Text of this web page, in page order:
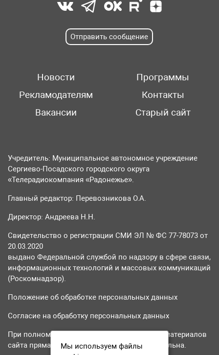
Отправить сообщение
Новости
Программы
Рекламодателям
Контакты
Вакансии
Старый сайт
Учредитель: Муниципальное автономное учреждение
Сергиево-Посадского городского округа
«Телерадиокомпания «Радонежье».
Главный редактор: Перевозникова О.А.
Директор: Андреева Н.Н.
Свидетельство о регистрации СМИ ЭЛ № ФС 77-78073 от
20.03.2020
выдано Федеральной службой по надзору в сфере связи,
информационных технологий и массовых коммуникаций
(Роскомнадзор).
Положение об обработке персональных данных
Согласие на обработку персональных данных
При полном или частичном использовании материалов
сайта прямая гиперссылка на tvr24.tv обязательна.
Мы используем файлы